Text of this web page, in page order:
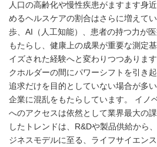
人口の高齢化や慢性疾患がますます身
めるヘルスケアの割合はさらに増えて
歩、AI（人工知能）、患者の持つ力が
もたらし、健康上の成果が重要な測定
イズされた経験へと変わりつつありま
クホルダーの間にパワーシフトを引き
追求だけを目的としていない場合が多
企業に混乱をもたらしています。 イノ
へのアクセスは依然として業界最大の
したトレンドは、R&Dや製品供給から
ジネスモデルに至る、ライフサイエン